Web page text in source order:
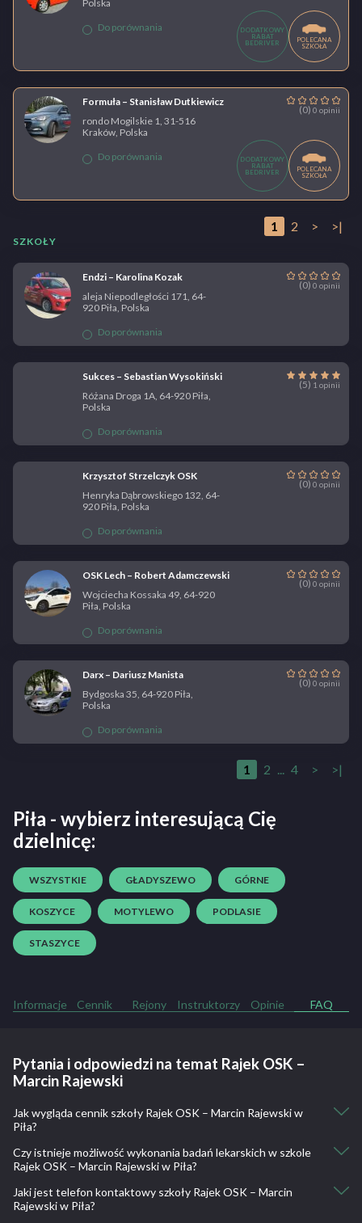
Polska
Do porównania
DODATKOWY
RABAT
BEDRIVER
POLECANA
SZKOŁA
Formuła – Stanisław Dutkiewicz
(0) 0 opinii
rondo Mogilskie 1, 31-516
Kraków, Polska
Do porównania
DODATKOWY
RABAT
BEDRIVER
POLECANA
SZKOŁA
1 2 > >|
SZKOŁY
Endzi – Karolina Kozak
(0) 0 opinii
aleja Niepodległości 171, 64-
920 Piła, Polska
Do porównania
Sukces – Sebastian Wysokiński
(5) 1 opinii
Różana Droga 1A, 64-920 Piła,
Polska
Do porównania
Krzysztof Strzelczyk OSK
(0) 0 opinii
Henryka Dąbrowskiego 132, 64-
920 Piła, Polska
Do porównania
OSK Lech – Robert Adamczewski
(0) 0 opinii
Wojciecha Kossaka 49, 64-920
Piła, Polska
Do porównania
Darx – Dariusz Manista
(0) 0 opinii
Bydgoska 35, 64-920 Piła,
Polska
Do porównania
1 2 ... 4 > >|
Piła - wybierz interesującą Cię
dzielnicę:
WSZYSTKIE GŁADYSZEWO GÓRNE
KOSZYCE MOTYLEWO PODLASIE
STASZYCE
Informacje Cennik Rejony Instruktorzy Opinie FAQ
Pytania i odpowiedzi na temat Rajek OSK –
Marcin Rajewski
Jak wygląda cennik szkoły Rajek OSK – Marcin Rajewski w
Piła?
Kurs kat. AM: 750
Kurs kat. A1: 1300
Kurs kat. A2: 1400
Kurs kat. A: 1450
Czy istnieje możliwość wykonania badań lekarskich w szkole
Rajek OSK – Marcin Rajewski w Piła?
Nie, nie ma takiej możliwości.
Jaki jest telefon kontaktowy szkoły Rajek OSK – Marcin
Rajewski w Piła?